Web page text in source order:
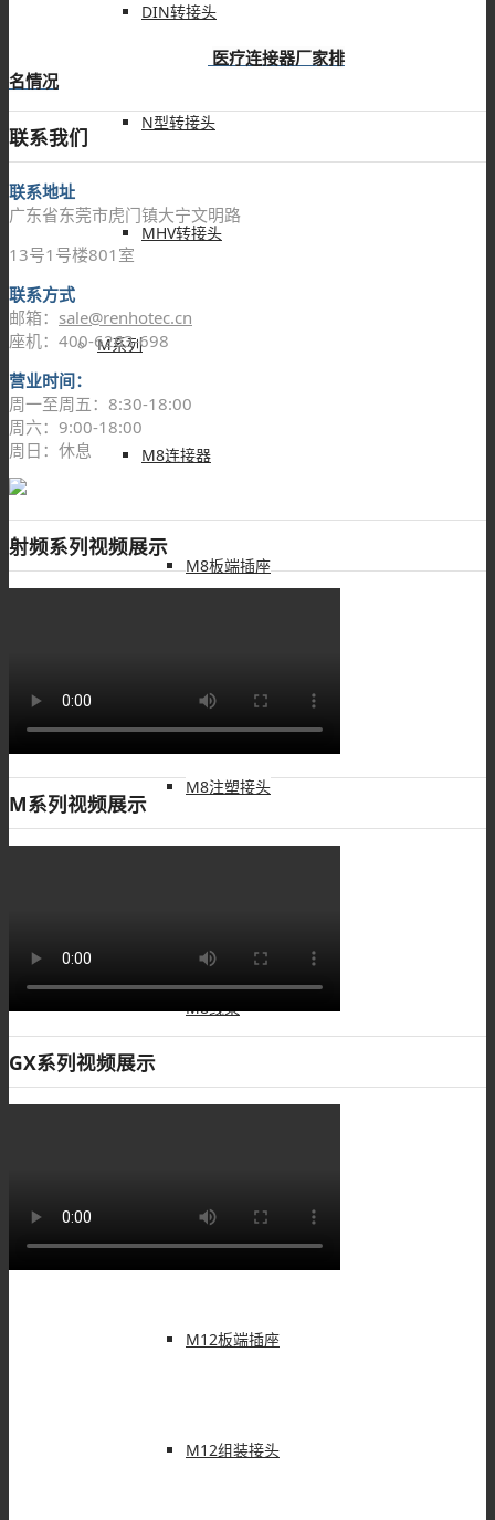
DIN转接头
N型转接头
MHV转接头
M系列
M8连接器
M8板端插座
M8注塑接头
M8线束
M12连接器
M12板端插座
M12组装接头
医疗连接器厂家排
名情况
联系我们
联系地址
广东省东莞市虎门镇大宁文明路
13号1号楼801室
联系方式
邮箱： sale@renhotec.cn
座机：400-6263-698
营业时间：
周一至周五：8:30-18:00
周六：9:00-18:00
周日：休息
射频系列视频展示
M系列视频展示
GX系列视频展示